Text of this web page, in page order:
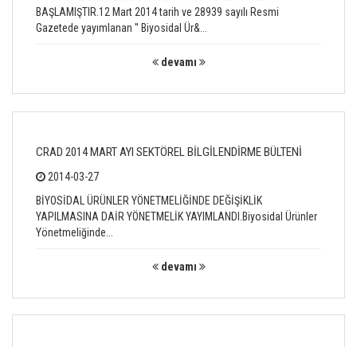
BAŞLAMIŞTIR.12 Mart 2014 tarih ve 28939 sayılı Resmi
Gazetede yayımlanan '' Biyosidal Ür&...
devamı
CRAD 2014 MART AYI SEKTÖREL BİLGİLENDİRME BÜLTENİ
2014-03-27
BİYOSİDAL ÜRÜNLER YÖNETMELİĞİNDE DEĞİŞİKLİK
YAPILMASINA DAİR YÖNETMELİK YAYIMLANDI.Biyosidal Ürünler
Yönetmeliğinde...
devamı